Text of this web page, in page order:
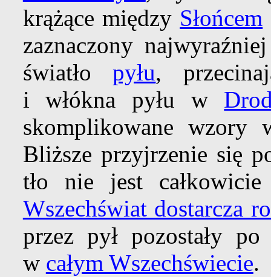
krążące między Słońcem
zaznaczony
światłopyłu,
i włókna pyłu w
skomplikowane wzory
Bliższe przyjrzenie się
tło nie jest
Wszechświat dostarcza
przez pył pozostały
w całym Wszechświecie.